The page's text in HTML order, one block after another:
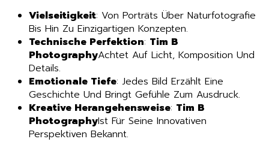
Vielseitigkeit: Von Porträts Über Naturfotografie
Bis Hin Zu Einzigartigen Konzepten.
Technische Perfektion: Tim B
PhotographyAchtet Auf Licht, Komposition Und
Details.
Emotionale Tiefe: Jedes Bild Erzählt Eine
Geschichte Und Bringt Gefühle Zum Ausdruck.
Kreative Herangehensweise: Tim B
PhotographyIst Für Seine Innovativen
Perspektiven Bekannt.